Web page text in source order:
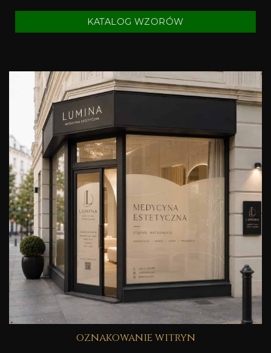
KATALOG WZORÓW
oznakowanie witryn